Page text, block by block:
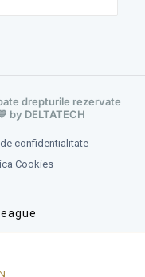
drepturile rezervate
by DELTATECH
confidentialitate
Cookies